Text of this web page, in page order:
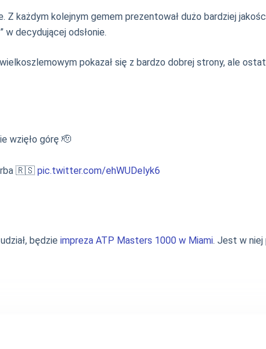
każdym kolejnym gemem prezentował dużo bardziej
w decydującej odsłonie.
pokazał się z bardzo dobrej strony, ale
wzięło górę 🫡
🇷🇸 pic.twitter.com/ehWUDelyk6
będzie impreza ATP Masters 1000 w Miami. Jest w niej